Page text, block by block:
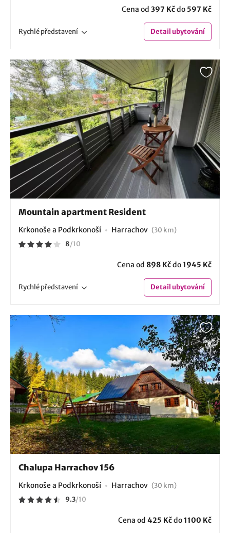
Cena od 397 Kčdo 597 Kč
Rychlépředstavení Detailubytování
Mountain apartment Resident
Krkonoše a Podkrkonoší Harrachov (30 km)
8/10
Cena od 898 Kčdo1945 Kč
Rychlépředstavení Detailubytování
Chalupa Harrachov 156
Krkonoše a Podkrkonoší Harrachov (30 km)
9.3/10
Cena od 425 Kčdo1100 Kč